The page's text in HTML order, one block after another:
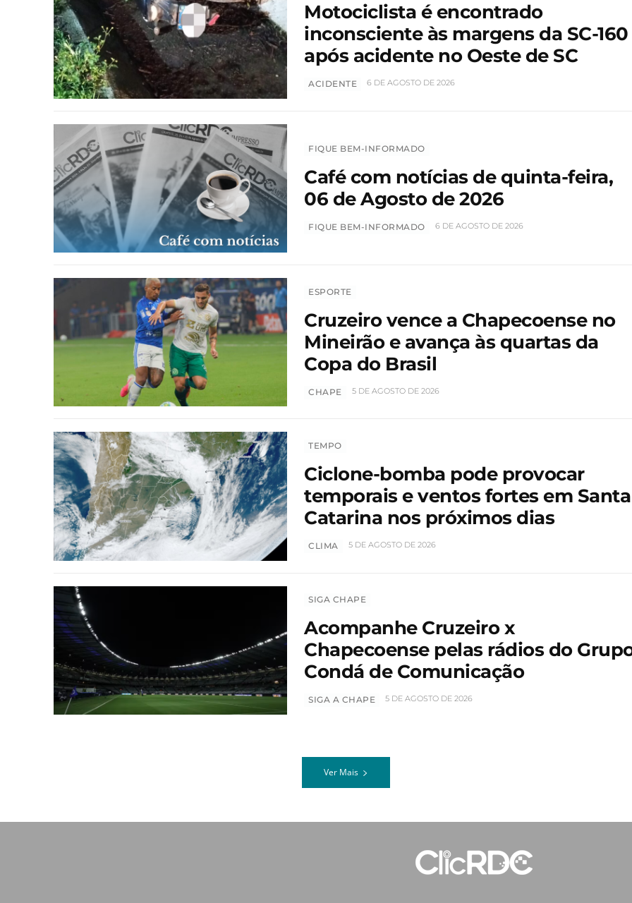
Motociclista é encontrado
inconsciente às margens da SC-160
após acidente no Oeste de SC
ACIDENTE 6 DE AGOSTO DE 2026
FIQUE BEM-INFORMADO
Café com notícias de quinta-feira,
06 de Agosto de 2026
FIQUE BEM-INFORMADO 6 DE AGOSTO DE 2026
ESPORTE
Cruzeiro vence a Chapecoense no
Mineirão e avança às quartas da
Copa do Brasil
CHAPE 5 DE AGOSTO DE 2026
TEMPO
Ciclone-bomba pode provocar
temporais e ventos fortes em Santa
Catarina nos próximos dias
CLIMA 5 DE AGOSTO DE 2026
SIGA CHAPE
Acompanhe Cruzeiro x
Chapecoense pelas rádios do
Condá de Comunicação
SIGA A CHAPE 5 DE AGOSTO DE 2026
Ver Mais